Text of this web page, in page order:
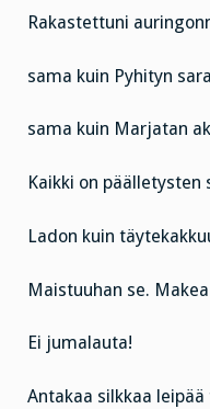
Rakastettuni
sama kuin Pyhityn
sama kuin Marjatan
Kaikki on päälletysten
Ladon kuin
Maistuuhan se.
Ei jumalauta!
Antakaa silkkaa